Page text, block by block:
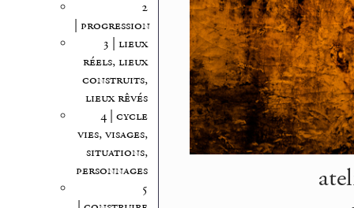
2
| progression
3 | lieux
réels, lieux
construits,
lieux rêvés
4 | cycle
vies, visages,
situations,
personnages
5